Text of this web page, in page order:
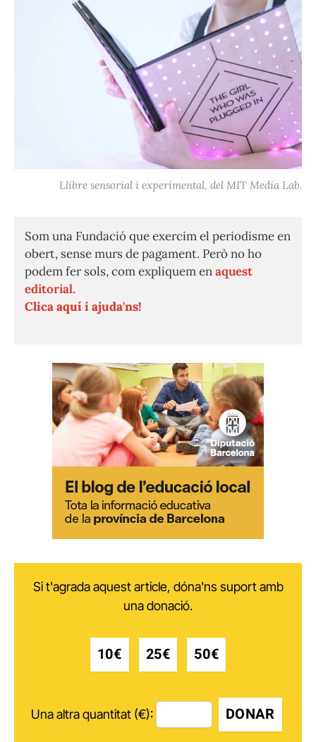
Llibre sensorial i experimental, del MIT Media Lab.
Som una Fundació que exercim el periodisme en
obert, sense murs de pagament. Però no ho
podem fer sols, com expliquem enaquest
editorial.
Clica aquí i ajuda'ns!
Si t'agrada aquest article, dóna'ns suport amb
una donació.
10€ 25€ 50€
Una altra quantitat (€): DONAR